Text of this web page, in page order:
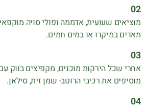
מוציאים שעועית, אדממה ופולי סויה
מאדים במיקרו או במים חמים.
אחרי שכל הירקות מוכנים, מקפיצים בווק
מוסיפים את רכיבי הרוטב- שמן זית, סילאן.